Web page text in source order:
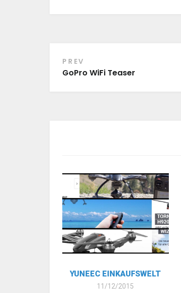
Beitragsnavigation
PREV
GoPro WiFi Teaser
YUNEEC EINKAUFSWELT
11/12/2015